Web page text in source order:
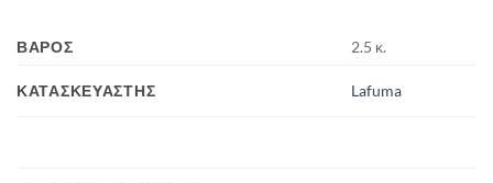
ΒΆΡΟΣ 2.5 κ.
ΚΑΤΑΣΚΕΥΑΣΤΉΣ Lafuma